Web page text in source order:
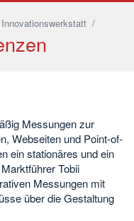
Innovationswerkstatt /
Messungen zur
Webseiten und Point-of-
ein stationäres und ein
Tobii
Messungen mit
über die Gestaltung